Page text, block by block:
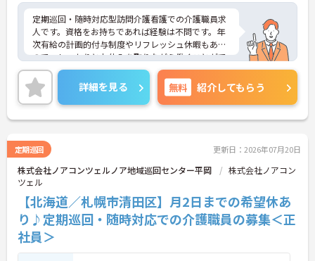
定期巡回・随時対応型訪問介護看護での介護職員求
人です。資格をお持ちであれば経験は不問です。年
次有給の計画的付与制度やリフレッシュ休暇もある
ので、しっかりとお休みを取りながら働くことがで
きます。ご興味のある方には、面接対策ポイント
等、さらに詳細をお話ししますのでお気軽にご相談
ください！
詳細を見る 無料 紹介してもらう
定期巡回 更新日：2026年07月20日
株式会社ノアコンツェルノア地域巡回センター平岡
株式会社ノアコン
ツェル
【北海道／札幌市清田区】月2日までの希望休あ
り♪定期巡回・随時対応での介護職員の募集＜正
社員＞